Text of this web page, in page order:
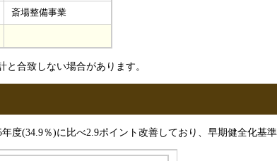
斎場整備事業
合致しない場合があります。
度(34.9％)に比べ2.9ポイント改善しており、早期健全化基準